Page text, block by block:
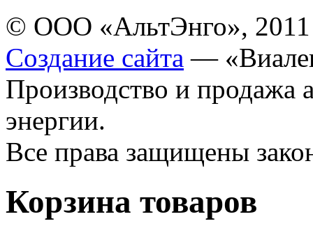
© ООО «АльтЭнго», 2011
Создание сайта —
Производство и продажа
энергии.
Все права защищены
Корзина товаров